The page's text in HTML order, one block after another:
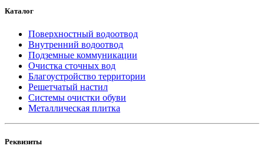
Каталог
Поверхностный водоотвод
Внутренний водоотвод
Подземные коммуникации
Очистка сточных вод
Благоустройство территории
Решетчатый настил
Системы очистки обуви
Металлическая плитка
Реквизиты